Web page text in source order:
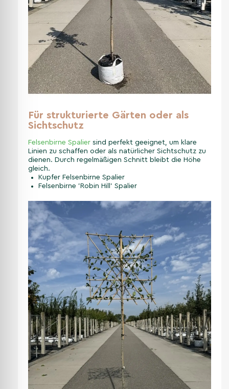
Für strukturierte Gärten oder als
Sichtschutz
Felsenbirne Spalier sind perfekt geeignet, um klare
Linien zu schaffen oder als natürlicher Sichtschutz zu
dienen. Durch regelmäßigen Schnitt bleibt die Höhe
gleich.
Kupfer Felsenbirne Spalier
Felsenbirne 'Robin Hill' Spalier